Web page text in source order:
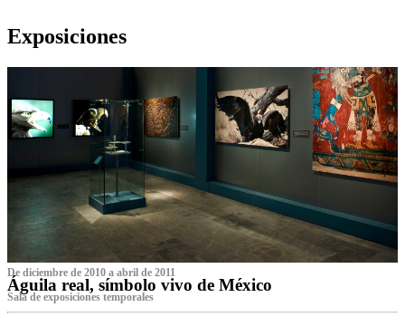
Exposiciones
De diciembre de 2010 a abril de 2011
Águila real, símbolo vivo de México
Sala de exposiciones temporales